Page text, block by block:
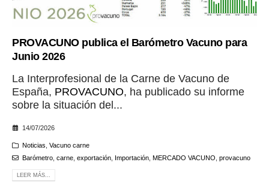
PROVACUNO publica el Barómetro Vacuno para
Junio 2026
La Interprofesional de la Carne de Vacuno de
España, PROVACUNO, ha publicado su informe
sobre la situación del...
14/07/2026
Noticias Vacuno carne
Barómetro, carne, exportación, Importación, MERCADO VACUNO provacuno
LEER MÁS...